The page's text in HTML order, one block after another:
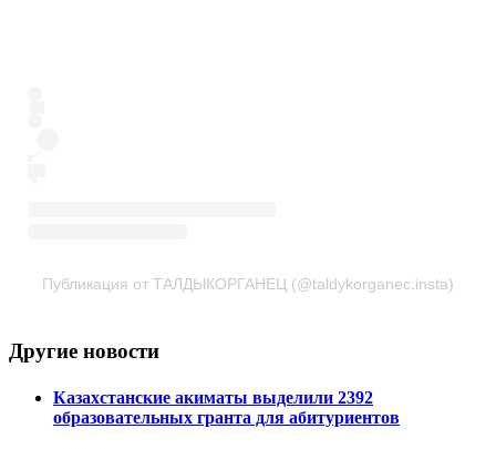
Публикация от ТАЛДЫКОРГАНЕЦ (@taldykorganec.insta)
Другие новости
Казахстанские акиматы выделили 2392
образовательных гранта для абитуриентов